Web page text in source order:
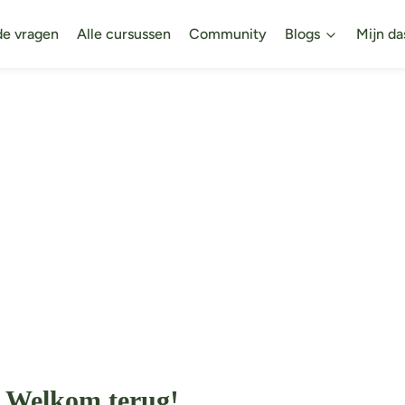
vragen Alle cursussen Community Blogs Mijn